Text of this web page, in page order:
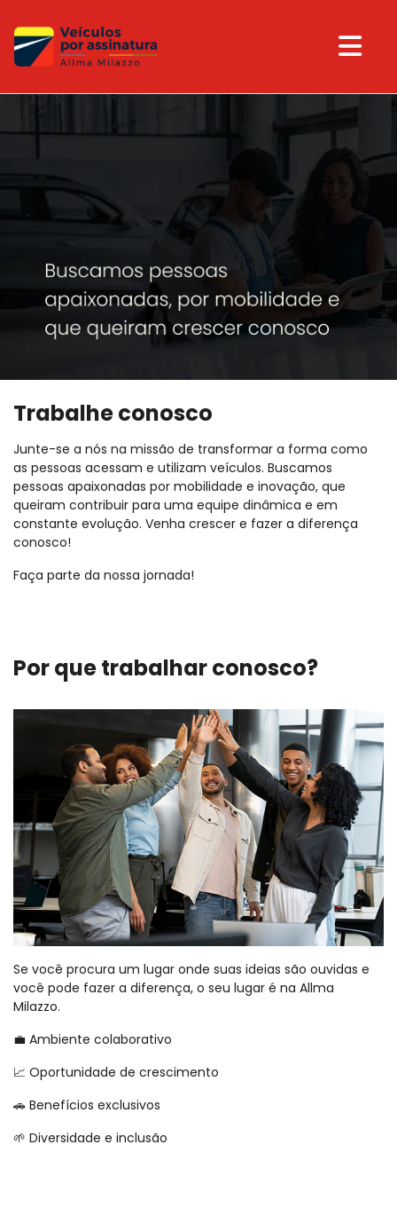
Trabalhe conosco
Junte-se a nós na missão de transformar a forma como
as pessoas acessam e utilizam veículos. Buscamos
pessoas apaixonadas por mobilidade e inovação, que
queiram contribuir para uma equipe dinâmica e em
constante evolução. Venha crescer e fazer a diferença
conosco!
Faça parte da nossa jornada!
Por que trabalhar conosco?
Se você procura um lugar onde suas ideias são ouvidas e
você pode fazer a diferença, o seu lugar é na Allma
Milazzo.
💼 Ambiente colaborativo
📈 Oportunidade de crescimento
🚗 Benefícios exclusivos
🌱 Diversidade e inclusão